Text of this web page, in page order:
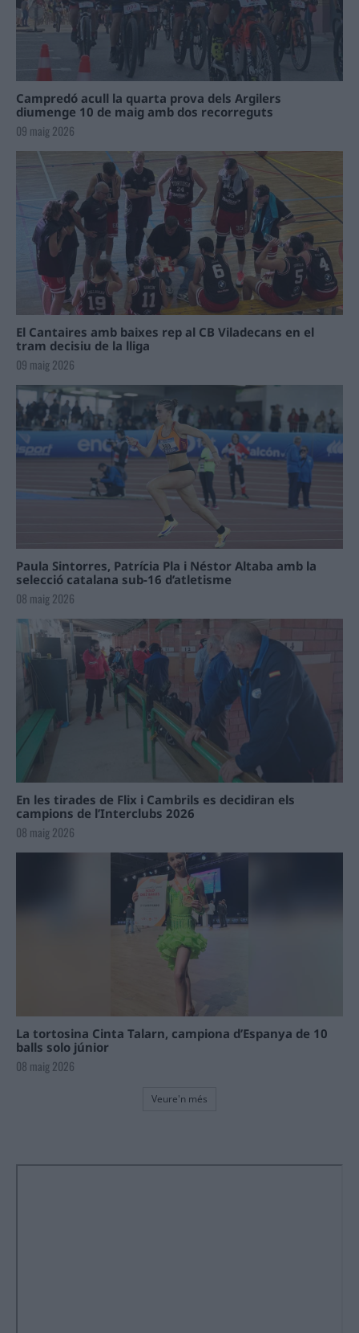
Campredó acull la quarta prova dels Argilers
diumenge 10 de maig amb dos recorreguts
09 maig 2026
El Cantaires amb baixes rep al CB Viladecans en el
tram decisiu de la lliga
09 maig 2026
Paula Sintorres, Patrícia Pla i Néstor Altaba amb la
selecció catalana sub-16 d’atletisme
08 maig 2026
En les tirades de Flix i Cambrils es decidiran els
campions de l’Interclubs 2026
08 maig 2026
La tortosina Cinta Talarn, campiona d’Espanya de 10
balls solo júnior
08 maig 2026
Veure'n més